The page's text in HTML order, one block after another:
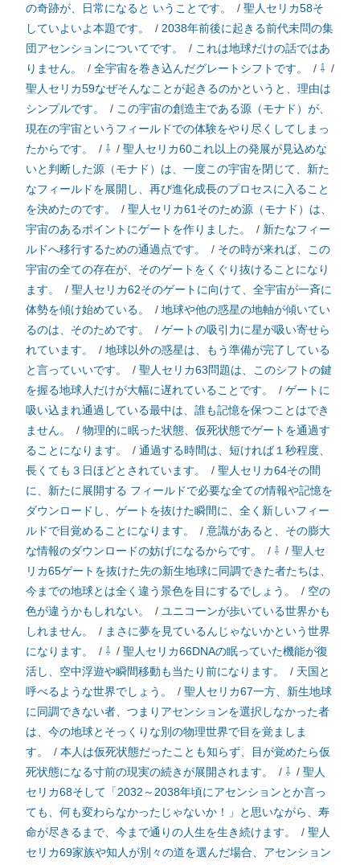
の奇跡が、日常になると いうことです。 / 聖人セリカ58そ
していよいよ本題です。
/ 2038年前後に起きる前代未問の集
団アセンションについてです。
/ これは地球だけの話ではあ
りません。
/ 全宇宙を巻き込んだグレートシフトです。 / ⇩ /
聖人セリカ59なぜそんなことが起きるのかというと、理由は
シンプルです。
/ この宇宙の創造主である源（モナド）が、
現在の宇宙というフィールドでの体験をやり尽くしてしまっ
たからです。
/ ⇩ / 聖人セリカ60これ以上の発展が見込めな
いと判断した源（モナド）は、一度この宇宙を閉じて、新た
なフィールドを展開し、再び進化成長のプロセスに入ること
を決めたのです。
/ 聖人セリカ61そのため源（モナド）は、
宇宙のあるポイントにゲートを作りました。
/ 新たなフィー
ルドへ移行するための通過点です。
/ その時が来れば、この
宇宙の全ての存在が、そのゲートをくぐり抜けることになり
ます。
/ 聖人セリカ62そのゲートに向けて、全宇宙が一斉に
体勢を傾け始めている。
/ 地球や他の惑星の地軸が傾いてい
るのは、そのためです。
/ ゲートの吸引力に星が吸い寄せら
れています。
/ 地球以外の惑星は、もう準備が完了している
と言っていいです。
/ 聖人セリカ63問題は、このシフトの鍵
を握る地球人だけが大幅に遅れていることです。
/ ゲートに
吸い込まれ通過している最中は、誰も記憶を保つことはでき
ません。
/ 物理的に眠った状態、仮死状態でゲートを通過す
ることになります。
/ 通過する時間は、短ければ１秒程度、
長くても３日ほどとされています。
/ 聖人セリカ64その間
に、新たに展開する フィールドで必要な全ての情報や記憶を
ダウンロードし、ゲートを抜けた瞬間に、全く新しいフィー
ルドで目覚めることになります。
/ 意識があると、その膨大
な情報のダウンロードの妨げになるからです。
/ ⇩ / 聖人セ
リカ65ゲートを抜けた先の新生地球に同調できた者たちは、
今までの地球とは全く違う景色を目にするでしょう。
/ 空の
色が違うかもしれない。
/ ユニコーンが歩いている世界かも
しれません。
/ まさに夢を見ているんじゃないかという世界
になります。
/ ⇩ / 聖人セリカ66DNAの眠っていた機能が復
活し、空中浮遊や瞬間移動も当たり前になります。
/ 天国と
呼べるような世界でしょう。
/ 聖人セリカ67一方、新生地球
に同調できない者、つまりアセンションを選択しなかった者
は、今の地球とそっくりな別の物理世界で目を覚ましま
す。
/ 本人は仮死状態だったことも知らず、目が覚めたら仮
死状態になる寸前の現実の続きが展開されます。
/ ⇩ / 聖人
セリカ68そして「2032～2038年頃にアセンションとか言っ
ても、何も変わらなかったじゃないか！」と思いながら、寿
命が尽きるまで、今まで通りの人生を生き続けます。
/ 聖人
セリカ69家族や知人が別々の道を選んだ場合、アセンション